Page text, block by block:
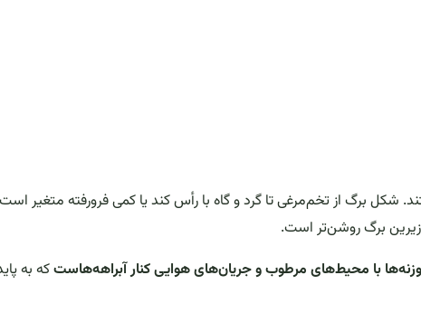
شکل برگ از تخم‌مرغی تا گرد و گاه با رأس کند یا کمی فرورفته متغیر
زیرین برگ روشن‌تر است.
که به